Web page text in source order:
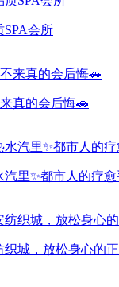
会所
真的会后悔🚗
里✨都市人的疗愈
城，放松身心的